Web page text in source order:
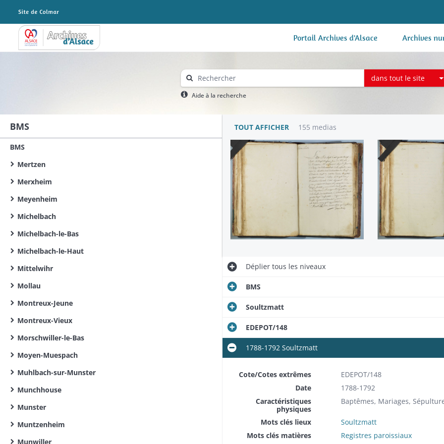
Archives Alsace - Colmar Portail Archives d'Alsace Archives
dans tout le site
Aide à la recherche
BMS
BMS
Mertzen
Merxheim
Meyenheim
Michelbach
Michelbach-le-Bas
Michelbach-le-Haut
Mittelwihr
Mollau
Montreux-Jeune
Montreux-Vieux
Morschwiller-le-Bas
Moyen-Muespach
Muhlbach-sur-Munster
Munchhouse
Munster
Muntzenheim
Munwiller
TOUT AFFICHER 155 medias
Dépliertous les niveaux
BMS
Soultzmatt
EDEPOT/148
1788-1792 Soultzmatt
Cote/Cotes extrêmes
EDEPOT/148
Date
1788-1792
Caractéristiques
physiques
Baptêmes, Mariages,
Mots clés lieux
Soultzmatt
Mots clés matières
Registres paroissiaux